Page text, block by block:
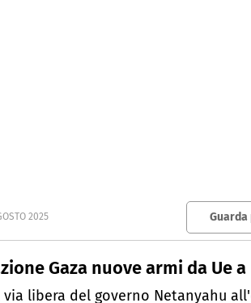
2025
Gaza nuove armi da Ue a
libera del governo Netanyahu